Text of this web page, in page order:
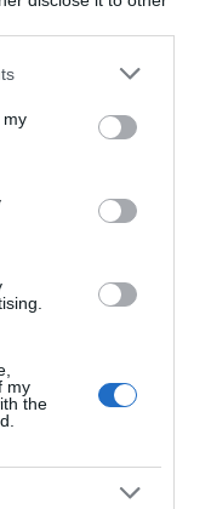
or more Google
You may click to
third-party tags to
in below Google
my
my
the